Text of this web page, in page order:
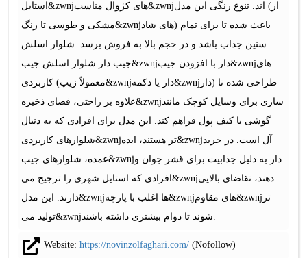
استایل&zwnjهای کژوال مناسب&zwnjاند. تنوع رنگی این مدل (از
مشکی و طوسی تا رنگ&zwnjهای شاد) باعث شده تا برای تمام
سنین جذاب باشد و در حجم بالا به فروش برسد. شلوار اسلش
جیب دار شلوار اسلش جیب&zwnjدار با افزودن جیب&zwnjهای
کاربردی (معمولاً زیپ&zwnjدار یا دکمه&zwnjدار) طراحی شده تا
علاوه بر راحتی، فضای ذخیره&zwnjسازی برای وسایل کوچک مانند
گوشی یا کیف پول فراهم کند. این مدل برای افرادی که به دنبال
شلوارهای کاربردی&zwnjتر هستند، ایده&zwnjآل است. در خرید
عمده، شلوارهای جیب&zwnjدار به دلیل جذابیت برای قشر جوان و
افرادی که استایل شهری را ترجیح می&zwnjدهند، تقاضای بالایی
دارند. این مدل&zwnjها اغلب با پارچه&zwnjهای مقاوم&zwnjتر
تولید می&zwnjشوند تا دوام بیشتری داشته باشند.
Website: https://novinzolfaghari.com/ (Nofollow)